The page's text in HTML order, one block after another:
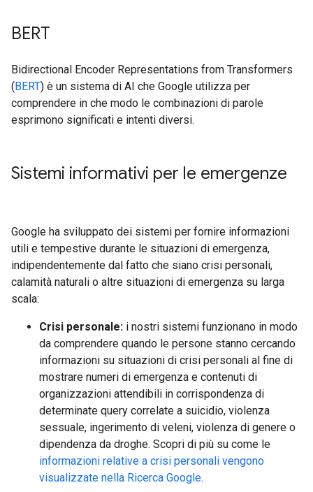
BERT
Bidirectional Encoder Representations from Transformers
(BERT) è un sistema di AI che Google utilizza per
comprendere in che modo le combinazioni di parole
esprimono significati e intenti diversi.
Sistemi informativi per le emergenze
Google ha sviluppato dei sistemi per fornire informazioni
utili e tempestive durante le situazioni di emergenza,
indipendentemente dal fatto che siano crisi personali,
calamità naturali o altre situazioni di emergenza su larga
scala:
Crisi personale: i nostri sistemi funzionano in modo
da comprendere quando le persone stanno cercando
informazioni su situazioni di crisi personali al fine di
mostrare numeri di emergenza e contenuti di
organizzazioni attendibili in corrispondenza di
determinate query correlate a suicidio, violenza
sessuale, ingerimento di veleni, violenza di genere o
dipendenza da droghe. Scopri di più su come le
informazioni relative a crisi personali vengono
visualizzate nella Ricerca Google.